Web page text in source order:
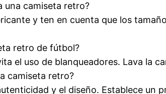
una camiseta retro?
y ten en cuenta que los
retro de fútbol?
el uso de blanqueadores. Lava la
camiseta retro?
y el diseño. Establece